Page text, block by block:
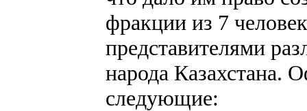
фракции из 7
представителями
народа Казахстана.
следующие: